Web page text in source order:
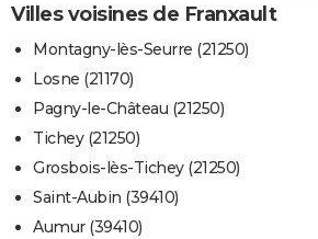
Villes voisines de Franxault
Montagny-lès-Seurre (21250)
Losne (21170)
Pagny-le-Château (21250)
Tichey (21250)
Grosbois-lès-Tichey (21250)
Saint-Aubin (39410)
Aumur (39410)